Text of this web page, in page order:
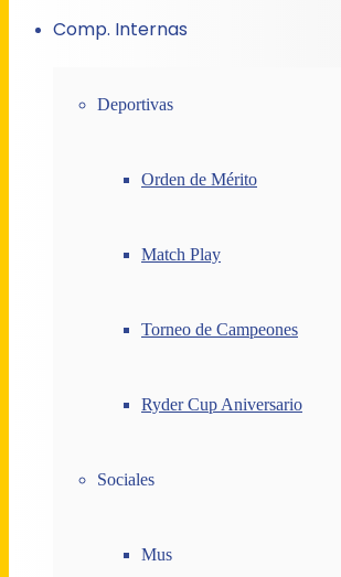
Comp. Internas
Deportivas
Orden de Mérito
Match Play
Torneo de Campeones
Ryder Cup Aniversario
Sociales
Mus